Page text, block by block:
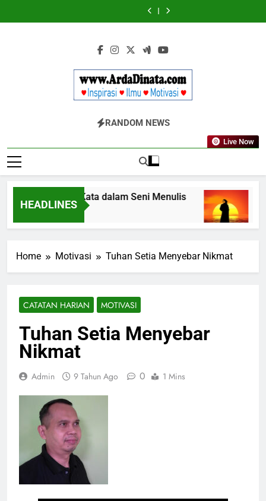
to
Kekinian
EFEKTA
English
for
Adults
Wajib
Diketahui
Kekinian
di
EFEKTA
English
for
Adults
BERDAYA
Inspirasi, Ilmu, Dan Motivasi
RANDOM NEWS
Live Now
HEADLINES
Terbangkan Kata dalam Seni Menulis
3 Tahun Ago
Home Motivasi Tuhan Setia Menyebar Nikmat
CATATAN HARIAN MOTIVASI
Tuhan Setia Menyebar
Nikmat
Admin 9 Tahun Ago 0 1 Mins